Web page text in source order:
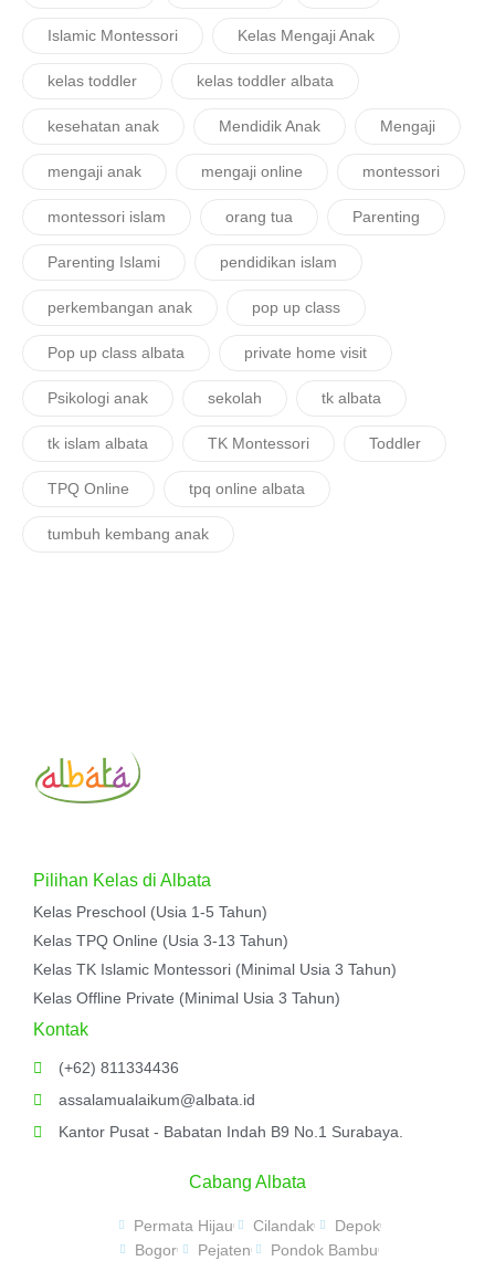
Islamic Montessori Kelas Mengaji Anak
kelas toddler kelas toddler albata
kesehatan anak Mendidik Anak Mengaji
mengaji anak mengaji online montessori
montessori islam orang tua Parenting
Parenting Islami pendidikan islam
perkembangan anak pop up class
Pop up class albata private home visit
Psikologi anak sekolah tk albata
tk islam albata TK Montessori Toddler
TPQ Online tpq online albata
tumbuh kembang anak
Pilihan Kelas di Albata
Kelas Preschool (Usia 1-5 Tahun)
Kelas TPQ Online (Usia 3-13 Tahun)
Kelas TK Islamic Montessori (Minimal Usia 3 Tahun)
Kelas Offline Private (Minimal Usia 3 Tahun)
Kontak
(+62) 811334436
assalamualaikum@albata.id
Kantor Pusat - Babatan Indah B9 No.1 Surabaya.
Cabang Albata
Permata Hijau Cilandak
Depok
Bogor
Pejaten Pondok Bambu